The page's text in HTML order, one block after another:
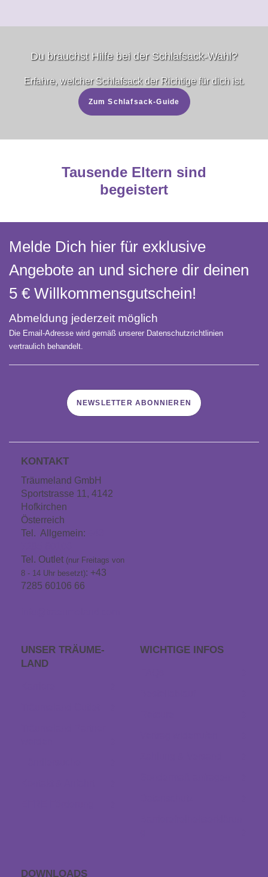
Du brauchst Hilfe bei der Schlafsack-Wahl?
Erfahre, welcher Schlafsack der Richtige für dich ist.
Zum Schlafsack-Guide
Tausende Eltern sind
begeistert
Melde Dich hier für exklusive
Angebote an und sichere dir deinen
5 € Willkommens­gutschein!
Abmeldung jederzeit möglich
Die Email-Adresse wird gemäß unserer Datenschutzrichtlinien
vertraulich behandelt.
NEWSLETTER ABONNIEREN
KONTAKT
Träumeland GmbH
Sportstrasse 11, 4142
Hofkirchen
Österreich
Tel. Allgemein:
Tel. Outlet (nur Freitags von
8 - 14 Uhr besetzt): +43
7285 60106 66
UNSER TRÄUME­
LAND
WICHTIGE INFOS
DOWNLOADS